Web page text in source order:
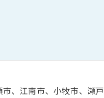
、江南市、小牧市、瀬戸